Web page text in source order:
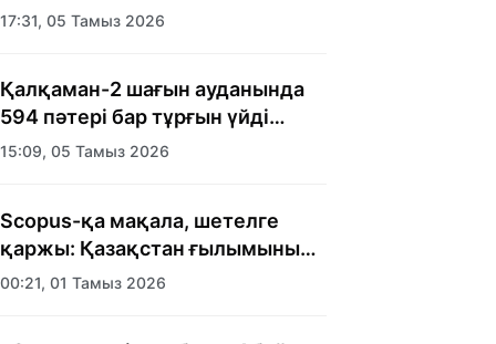
Алматыда балалар үйінің
17:31, 05 Тамыз 2026
Қалқаман-2 шағын ауданында
594 пәтері бар тұрғын үйді
салып бітті
15:09, 05 Тамыз 2026
Scopus-қа мақала, шетелге
қаржы: Қазақстан ғылымының
есебі кімге керек?
00:21, 01 Тамыз 2026